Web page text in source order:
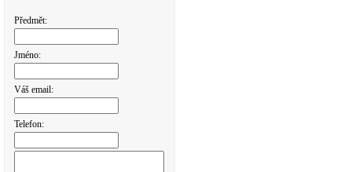
Předmět:
Jméno:
Váš email:
Telefon: